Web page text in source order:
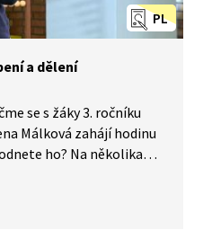
PL
a dělení
se s žáky 3. ročníku
Málková zahájí hodinu
ho? Na několika
nebo budeme